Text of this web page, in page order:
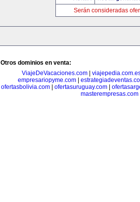
Serán consideradas
Otros dominios en venta:
ViajeDeVacaciones.com
empresariopyme.com
ofertasbolivia.com| ofertasuruguay.com|
masterempresas.com